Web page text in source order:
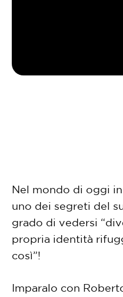
Nel mondo di oggi
uno dei segreti del
grado di vedersi
propria identità
così”!
Imparalo con